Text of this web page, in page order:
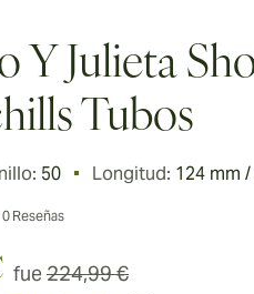
Y Julieta
Tubos
50 Longitud: 124 mm
0 Reseñas
fue224,99 €